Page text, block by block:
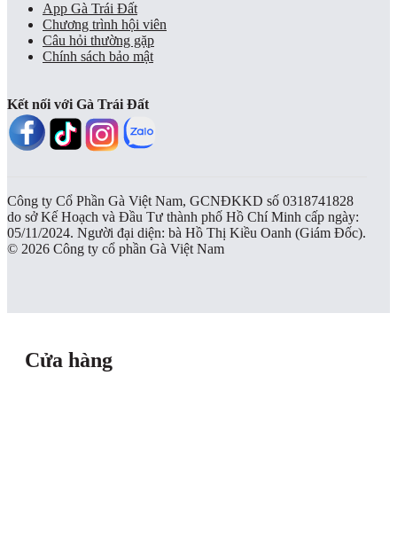
App Gà Trái Đất
Chương trình hội viên
Câu hỏi thường gặp
Chính sách bảo mật
Kết nối với Gà Trái Đất
Công ty Cổ Phần Gà Việt Nam, GCNĐKKD số 0318741828
do sở Kế Hoạch và Đầu Tư thành phố Hồ Chí Minh cấp ngày:
05/11/2024. Người đại diện: bà Hồ Thị Kiều Oanh (Giám Đốc).
© 2026 Công ty cổ phần Gà Việt Nam
Cửa hàng